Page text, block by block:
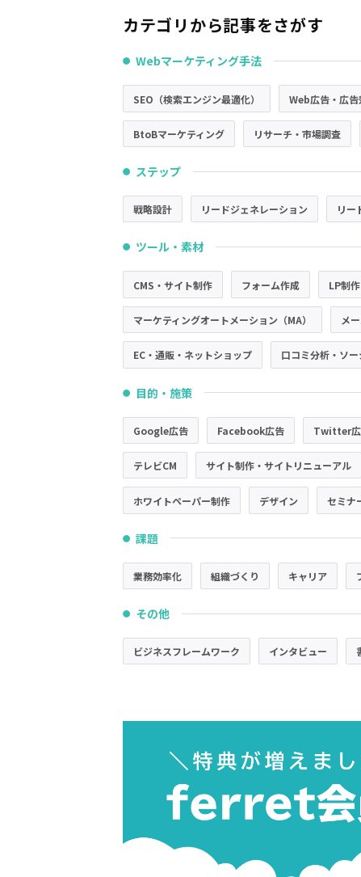
カテゴリから記事をさがす
● Webマーケティング手法
SEO（検索エンジン最適化） Web広告・広
BtoBマーケティング リサーチ・市場調査
● ステップ
戦略設計 リードジェネレーション リー
● ツール・素材
CMS・サイト制作 フォーム作成 LP制
マーケティングオートメーション（MA） メ
EC・通販・ネットショップ 口コミ分析・ソ
● 目的・施策
Google広告 Facebook広告 Twitter
テレビCM サイト制作・サイトリニューアル
ホワイトペーパー制作 デザイン セミナ
● 課題
業務効率化 組織づくり キャリア
● その他
ビジネスフレームワーク インタビュー